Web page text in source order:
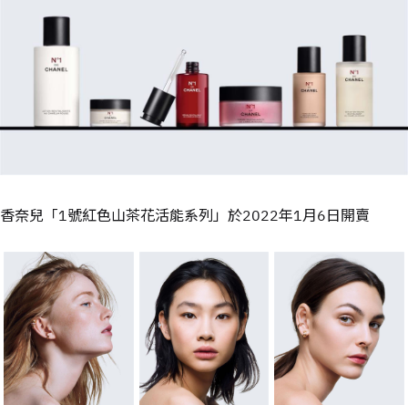
香奈兒「1號紅色山茶花活能系列」於2022年1月6日開賣